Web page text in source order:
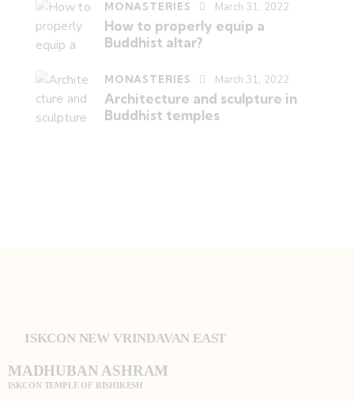
MONASTERIES March 31, 2022
How to properly equip a
Buddhist altar?
MONASTERIES March 31, 2022
Architecture and sculpture in
Buddhist temples
ISKCON NEW VRINDAVAN EAST
MADHUBAN ASHRAM
ISKCON TEMPLE OF RISHIKESH